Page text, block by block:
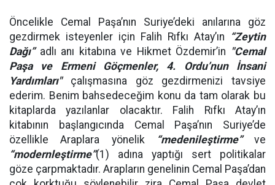
Öncelikle Cemal Paşa’nın Suriye’deki anılarına göz
gezdirmek isteyenler için Falih Rıfkı Atay’ın
“Zeytin
Dağı”adlı anı kitabına ve Hikmet Özdemir’in "Cemal
Paşa ve Ermeni Göçmenler, 4. Ordu’nun İnsani
Yardımları"çalışmasına göz gezdirmenizi tavsiye
ederim. Benim bahsedeceğim konu da tam olarak bu
kitaplarda yazılanlar olacaktır. Falih Rıfkı Atay’ın
kitabının başlangıcında Cemal Paşa’nın Suriye’de
özellikle Araplara yönelik
“medenileştirme”ve
“modernleştirme”(1) adına yaptığı sert politikalar
göze çarpmaktadır. Arapların genelinin Cemal Paşa’dan